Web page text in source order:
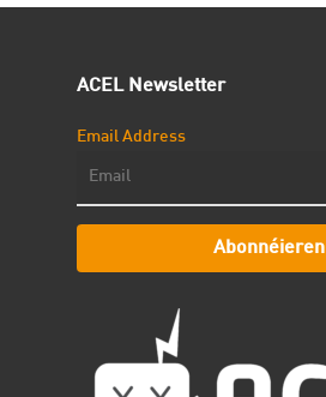
ACEL Newsletter
Email Address
Abonnéieren